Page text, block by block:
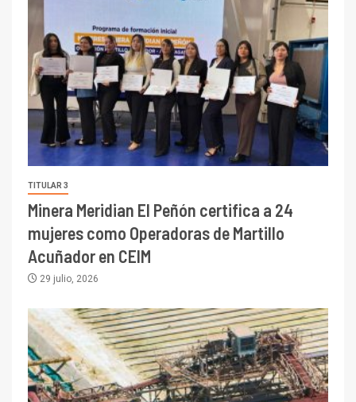
TITULAR 3
Minera Meridian El Peñón certifica a 24
mujeres como Operadoras de Martillo
Acuñador en CEIM
29 julio, 2026